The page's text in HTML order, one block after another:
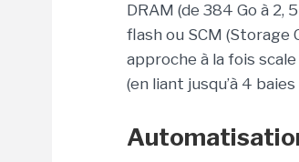
DRAM (de 384 Go à 2,
flash ou SCM (Storage
approche à la fois
(en liant jusqu’à 4